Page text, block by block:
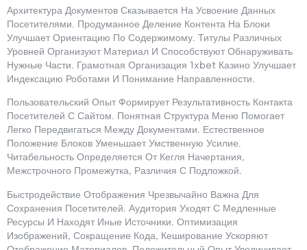
Архитектура Документов Сказывается На Усвоение Данных
Посетителями. Продуманное Деление Контента На Блоки
Улучшает Ориентацию По Содержимому. Титулы Различных
Уровней Организуют Материал И Способствуют Обнаруживать
Нужные Части. Грамотная Организация 1xbet Казино Улучшает
Индексацию Роботами И Понимание Направленности.
Пользовательский Опыт Формирует Результативность Контакта
Посетителей С Сайтом. Понятная Структура Меню Помогает
Легко Передвигаться Между Документами. Естественное
Положение Блоков Уменьшает Умственную Усилие.
Читабельность Определяется От Кегля Начертания,
Межстрочного Промежутка, Различия С Подложкой.
Быстродействие Отображения Чрезвычайно Важна Для
Сохранения Посетителей. Аудитория Уходят С Медленные
Ресурсы И Находят Иные Источники. Оптимизация
Изображений, Сокращение Кода, Кеширование Ускоряют